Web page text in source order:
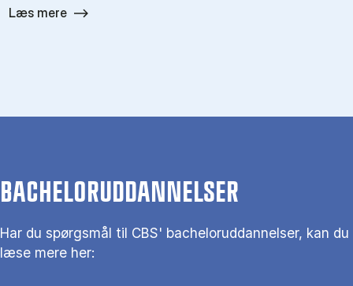
Læs mere
BACHELORUDDANNELSER
Har du spørgsmål til CBS' bacheloruddannelser, kan du
læse mere her: